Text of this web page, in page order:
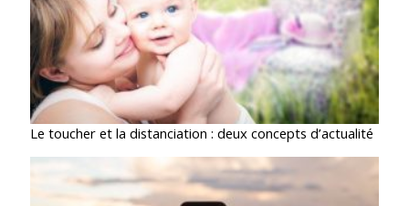
Le toucher et la distanciation : deux concepts d’actualité